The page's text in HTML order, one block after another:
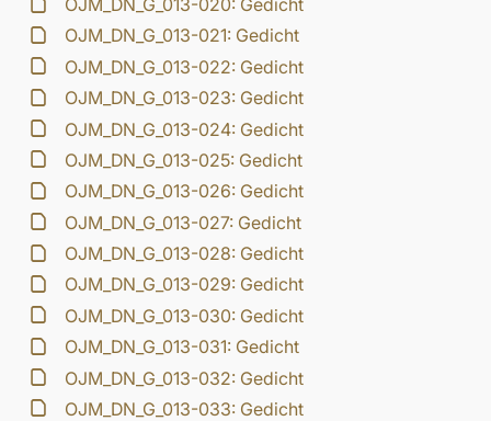
OJM_DN_G_013-020: Gedicht
OJM_DN_G_013-021: Gedicht
OJM_DN_G_013-022: Gedicht
OJM_DN_G_013-023: Gedicht
OJM_DN_G_013-024: Gedicht
OJM_DN_G_013-025: Gedicht
OJM_DN_G_013-026: Gedicht
OJM_DN_G_013-027: Gedicht
OJM_DN_G_013-028: Gedicht
OJM_DN_G_013-029: Gedicht
OJM_DN_G_013-030: Gedicht
OJM_DN_G_013-031: Gedicht
OJM_DN_G_013-032: Gedicht
OJM_DN_G_013-033: Gedicht